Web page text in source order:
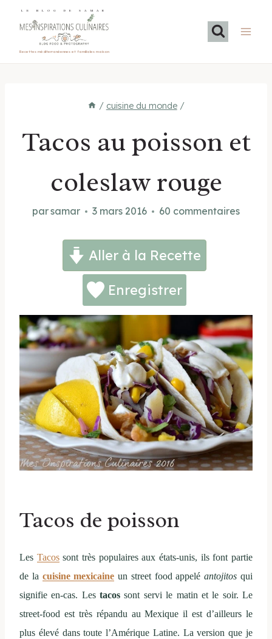
LE BLOG DE SAMAR
Recettes méditerranéennes et familiales maison
/ cuisine du monde /
Tacos au poisson et
coleslaw rouge
parsamar 3 mars 2016 60 commentaires
Aller à la Recette
Enregistrer
Tacos de poisson
Les Tacossont très populaires aux états-unis, ils font partie
de la cuisine mexicaine un street food appeléantojitos qui
signifie en-cas. Lestacos sont servi le matin et le soir. Le
street-food est très répandu au Mexique il est d’ailleurs le
plus élevé dans toute l’Amérique Latine. La version que je